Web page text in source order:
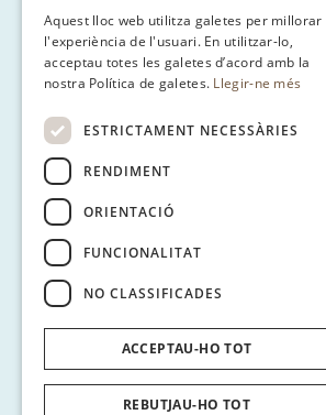
SPANISH
GERMAN
Aquest lloc web utilitza galetes per millorar
l'experiència de l'usuari. En utilitzar-lo,
acceptau totes les galetes d’acord amb la
nostra Política de galetes. Llegir-ne més
ESTRICTAMENT NECESSÀRIES
RENDIMENT
ORIENTACIÓ
FUNCIONALITAT
NO CLASSIFICADES
ACCEPTAU-HO TOT
REBUTJAU-HO TOT